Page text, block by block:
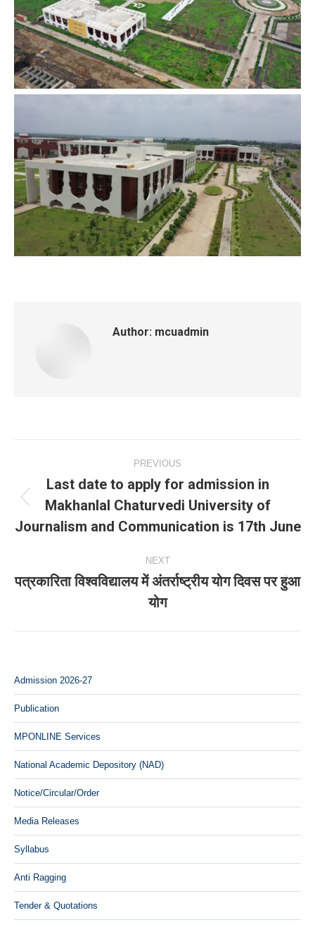
Author: mcuadmin
navigation
PREVIOUS
Previous
post:
Last date to apply for admission in
Makhanlal Chaturvedi University of
Journalism and Communication is 17th June
NEXT
post:
पत्रकारिता विश्वविद्यालय में अंतर्राष्ट्रीय योग दिवस पर हुआ
योग
Admission 2026-27
Publication
MPONLINE Services
National Academic Depository (NAD)
Notice/Circular/Order
Media Releases
Syllabus
Anti Ragging
Tender & Quotations